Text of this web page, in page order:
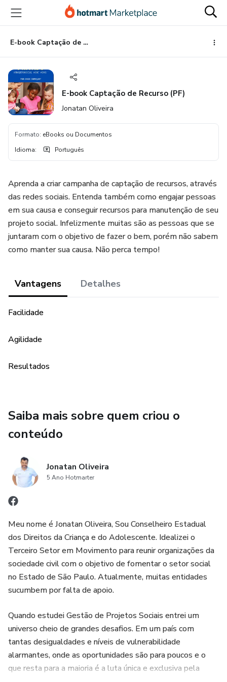
para
conteúdo
principal
para
pagamento
para
rodapé
E-book Captação de Recurso (PF)
E-book Captação de Recurso (PF)
Jonatan Oliveira
Formato: eBooks ou Documentos
Idioma: Português
Aprenda a criar campanha de captação de recursos, através
das redes sociais. Entenda também como engajar pessoas
em sua causa e conseguir recursos para manutenção de seu
projeto social. Infelizmente muitas são as pessoas que se
juntaram com o objetivo de fazer o bem, porém não sabem
como manter sua causa. Não perca tempo!
Vantagens Detalhes
Facilidade
Agilidade
Resultados
Saiba mais sobre quem criou o
conteúdo
Jonatan Oliveira
5 Ano Hotmarter
Meu nome é Jonatan Oliveira, Sou Conselheiro Estadual
dos Direitos da Criança e do Adolescente. Idealizei o
Terceiro Setor em Movimento para reunir organizações da
sociedade civil com o objetivo de fomentar o setor social
no Estado de São Paulo. Atualmente, muitas entidades
sucumbem por falta de apoio.
Quando estudei Gestão de Projetos Sociais entrei um
universo cheio de grandes desafios. Em um país com
tantas desigualdades e níveis de vulnerabilidade
alarmantes, onde as oportunidades são para poucos e o
que resta para a maioria é a luta única e exclusiva pela